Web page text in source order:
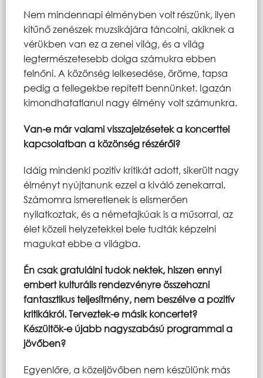
Nem mindennapi élményben volt részünk, ilyen
kitűnő zenészek muzsikájára táncolni, akiknek a
vérükben van ez a zenei világ, és a világ
legtermészetesebb dolga számukra ebben
felnőni. A közönség lelkesedése, öröme, tapsa
pedig a fellegekbe repített bennünket. Igazán
kimondhatatlanul nagy élmény volt számunkra.
Van-e már valami visszajelzésetek a koncerttel
kapcsolatban a közönség részéről?
Idáig mindenki pozitív kritikát adott, sikerült nagy
élményt nyújtanunk ezzel a kiváló zenekarral.
Számomra ismeretlenek is elismerően
nyilatkoztak, és a németajkúak is a műsorral, az
élet közeli helyzetekkel bele tudták képzelni
magukat ebbe a világba.
Én csak gratulálni tudok nektek, hiszen ennyi
embert kulturális rendezvényre összehozni
fantasztikus teljesítmény, nem beszélve a pozitív
kritikákról. Terveztek-e másik koncertet?
Készültök-e újabb nagyszabású programmal a
jövőben?
Egyenlőre, a közeljövőben nem készülünk más